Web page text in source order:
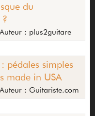
du
: plus2guitare
pédales simples
made in USA
: Guitariste.com